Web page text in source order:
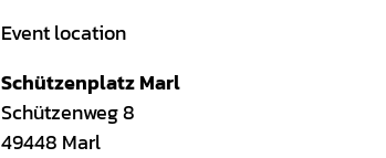
Event location
Schützenplatz Marl
Schützenweg 8
49448 Marl